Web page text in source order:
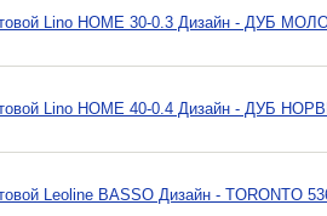
Lino HOME 30-0.3 Дизайн - ДУБ
Lino HOME 40-0.4 Дизайн - ДУБ
Leoline BASSO Дизайн - TORONTO